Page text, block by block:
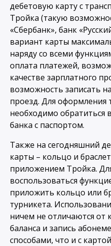
дебетовую карту с
Тройка (такую
«Сбербанк», банк
вариант карты
наряду со всеми
оплата платежей,
качестве зарплатного
возможность записать
проезд. Для оформления
необходимо обратиться
банка с паспортом.
Также на сегодняшний
карты – кольцо и
приложением Тройка.
воспользоваться
приложить кольцо или
турникета.
ничем не отличаются от
баланса и запись
способами, что и с